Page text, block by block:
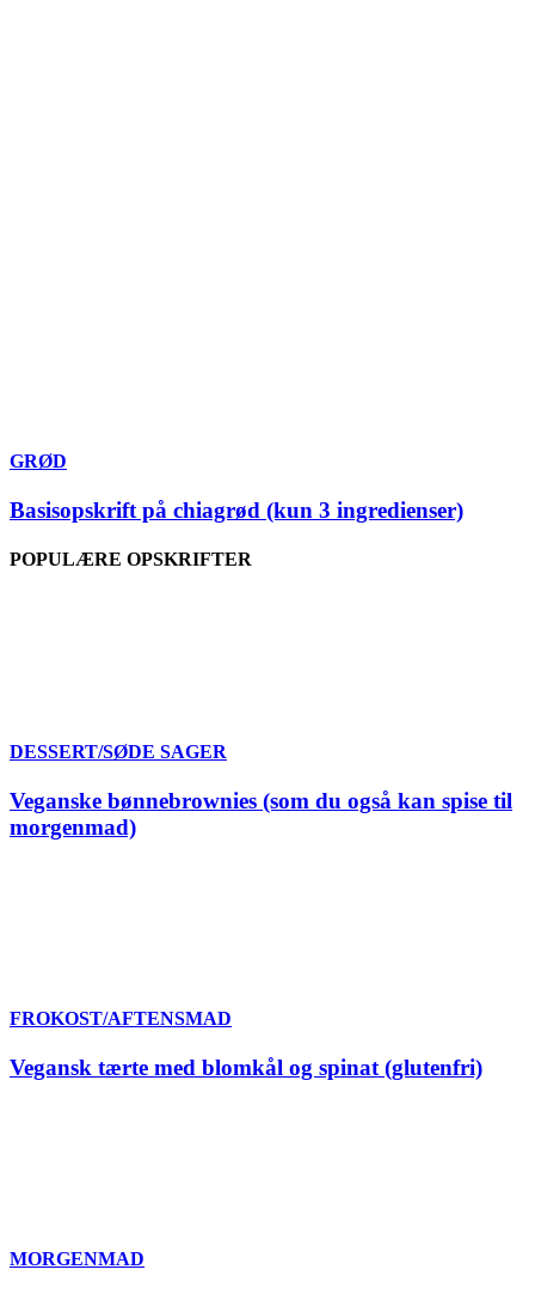
GRØD
Basisopskrift på chiagrød (kun 3 ingredienser)
POPULÆRE OPSKRIFTER
DESSERT/SØDE SAGER
Veganske bønnebrownies (som du også kan spise til
morgenmad)
FROKOST/AFTENSMAD
Vegansk tærte med blomkål og spinat (glutenfri)
MORGENMAD